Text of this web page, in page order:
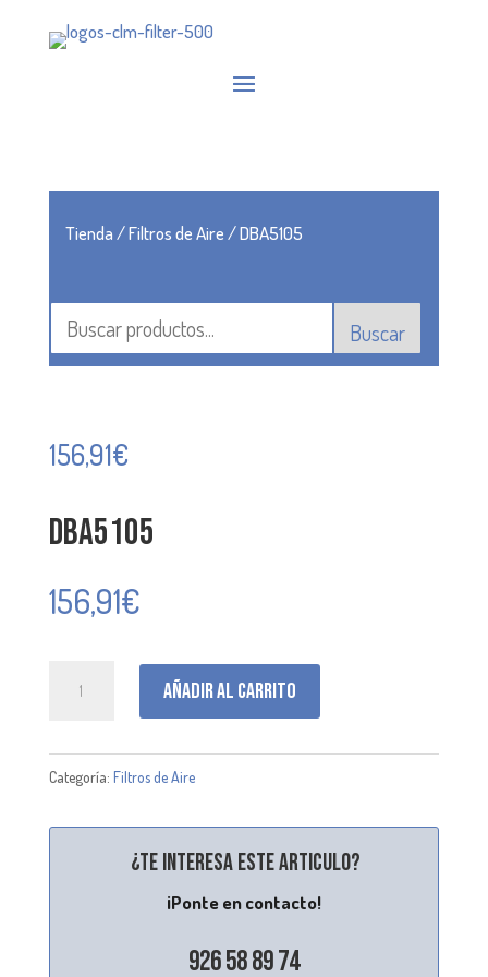
Tienda/Filtros de Aire/ DBA5105
Buscar
156,91€
DBA5105
156,91€
Añadir al carrito
Categoría: Filtros de Aire
¿Te interesa este articulo?
¡Ponte en contacto!
926 58 89 74